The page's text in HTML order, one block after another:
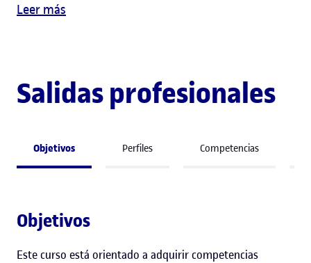
Leer más
Salidas profesionales
Objetivos Perfiles Competencias
Objetivos
Este curso está orientado a adquirir competencias